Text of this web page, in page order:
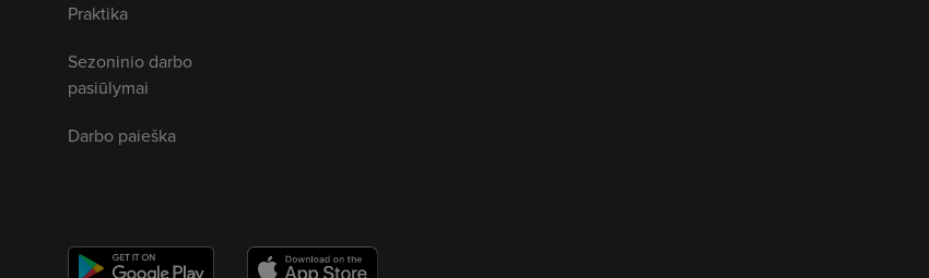
Praktika
Sezoninio darbo
pasiūlymai
Darbo paieška